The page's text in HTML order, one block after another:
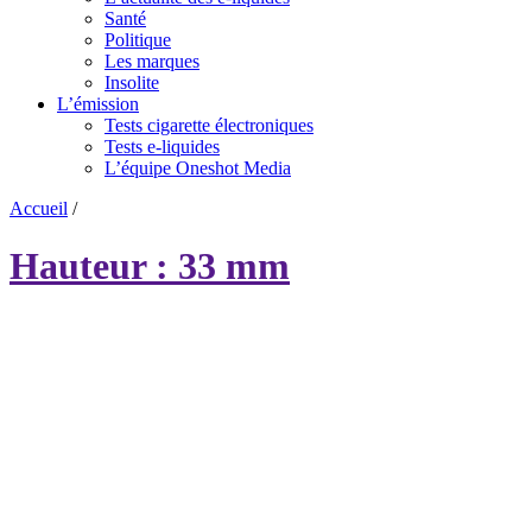
Santé
Politique
Les marques
Insolite
L’émission
Tests cigarette électroniques
Tests e-liquides
L’équipe Oneshot Media
Accueil /
Hauteur : 33 mm